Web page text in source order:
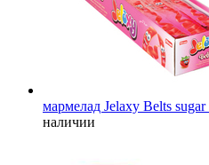
мармелад Jelaxy Belts
наличии